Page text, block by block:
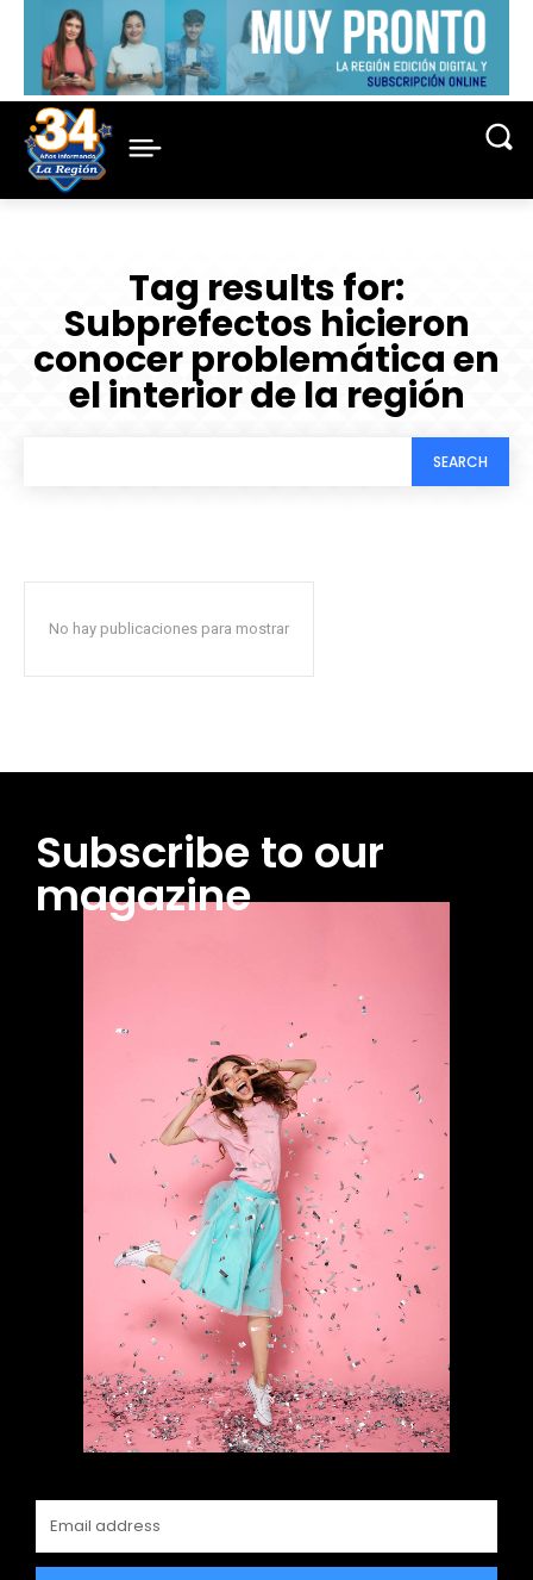
Tag results for:
Subprefectos hicieron
conocer problemática en
el interior de la región
SEARCH
No hay publicaciones para mostrar
Subscribe to our
magazine